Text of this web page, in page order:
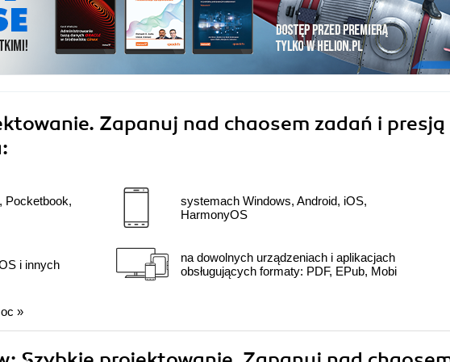
Zapanuj nad chaosem zadań i presją
Pocketbook,
i innych
systemach Windows, Android, iOS,
HarmonyOS
na dowolnych urządzeniach i aplikacjach
obsługujących formaty: PDF, EPub, Mobi
»